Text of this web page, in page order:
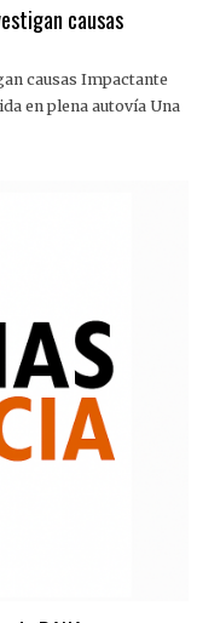
causas
causas Impactante
en plena autovía Una